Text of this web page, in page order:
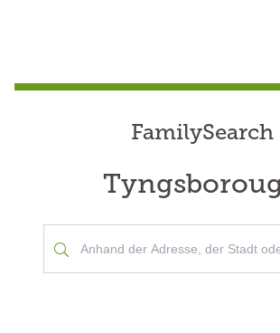
FamilySearch